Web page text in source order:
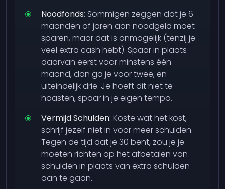
Noodfonds: Sommigen zeggen dat je 6
maanden of jaren aan noodgeld moet
sparen, maar dat is onmogelijk (tenzij je
veel extra cash hebt). Spaar in plaats
daarvan eerst voor minstens één
maand, dan ga je voor twee, en
uiteindelijk drie. Je hoeft dit niet te
haasten, spaar in je eigen tempo.
Vermijd Schulden: Koste wat het kost,
schrijf jezelf niet in voor meer schulden.
Tegen de tijd dat je 30 bent, zou je je
moeten richten op het afbetalen van
schulden in plaats van extra schulden
aan te gaan.